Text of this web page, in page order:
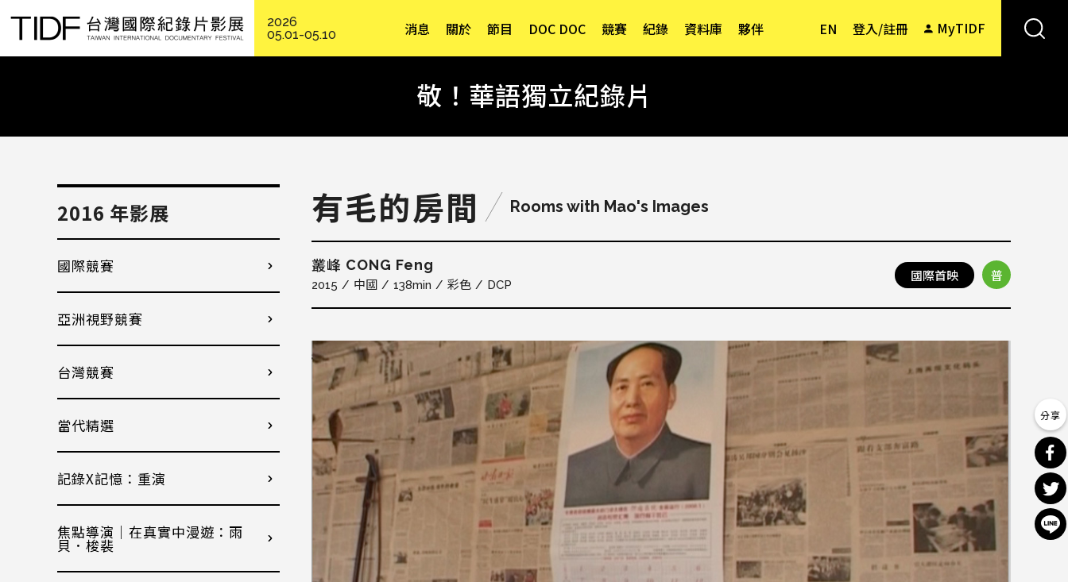
2026
05.01-05.10
EN 登入/註冊 MyTIDF
消息 關於 節目 DOC DOC 競賽 紀錄 資料庫 夥伴
敬！華語獨立紀錄片
有毛的房間 Rooms with Mao's Images
叢峰 CONG Feng
2015 中國 138min 彩色 DCP
國際首映 普
2016 年影展
國際競賽
亞洲視野競賽
台灣競賽
當代精選
記錄X記憶：重演
焦點導演｜在真實中漫遊：雨
貝．梭裴